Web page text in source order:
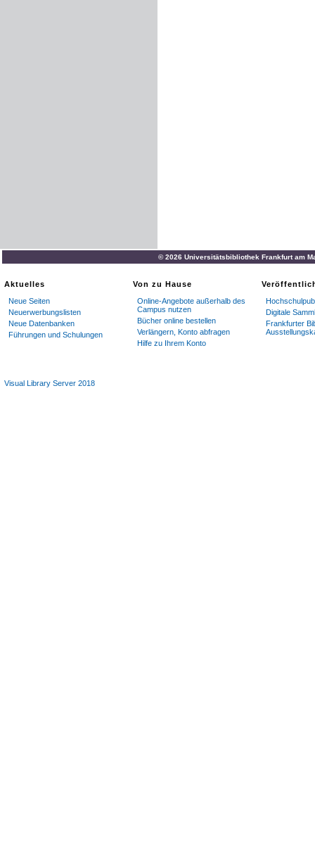
© 2026 Universitätsbibliothek Frankfurt am
Aktuelles
Neue Seiten
Neuerwerbungslisten
Neue Datenbanken
Führungen und Schulungen
Von zu Hause
Online-Angebote außerhalb des
Campus nutzen
Bücher online bestellen
Verlängern, Konto abfragen
Hilfe zu Ihrem Konto
Digitale
Frankfurter
Visual Library Server 2018